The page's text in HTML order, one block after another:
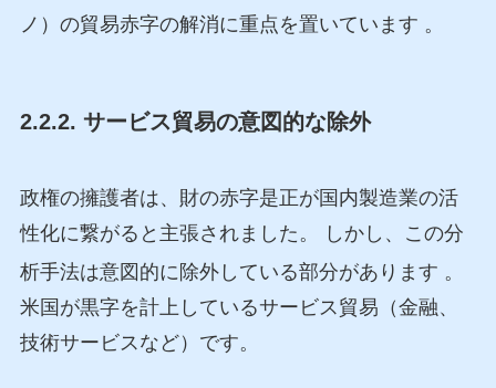
ノ）の貿易赤字の解消に重点を置いています 。
2.2.2. サービス貿易の意図的な除外
政権の擁護者は、財の赤字是正が国内製造業の活
性化に繋がると主張されました。 しかし、この分
析手法は意図的に除外している部分があります 。
米国が黒字を計上しているサービス貿易（金融、
技術サービスなど）です。